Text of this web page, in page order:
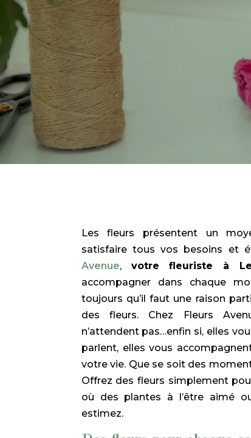
Les fleurs présentent un
satisfaire tous vos besoins et
Avenue, votre fleuriste à
accompagner dans chaque
toujours qu’il faut une raison
des fleurs. Chez Fleurs
n’attendent pas…enfin si, elles
parlent, elles vous
votre vie. Que se soit des
Offrez des fleurs simplement
où des plantes à l’être aimé
estimez.